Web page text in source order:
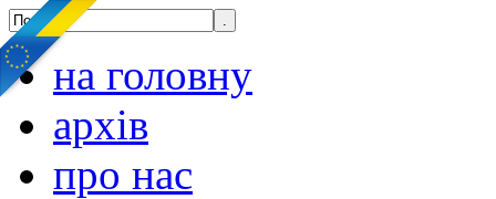
на головну
архів
про нас